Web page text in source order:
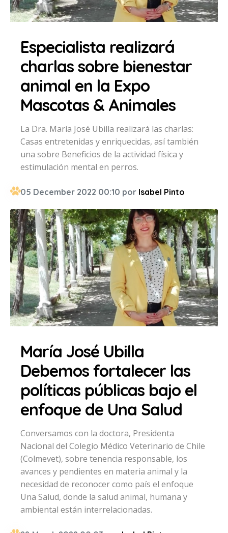
Especialista realizará
charlas sobre bienestar
animal en la Expo
Mascotas & Animales
La Dra. María José Ubilla realizará las charlas:
Casas entretenidas y enriquecidas, así también
una sobre Beneficios de la actividad física y
estimulación mental en perros.
05 December 2022 00:10 por Isabel Pinto
María José Ubilla
Debemos fortalecer las
políticas públicas bajo el
enfoque de Una Salud
Conversamos con la doctora, Presidenta
Nacional del Colegio Médico Veterinario de Chile
(Colmevet), sobre tenencia responsable, los
avances y pendientes en materia animal y la
necesidad de reconocer como país el enfoque
Una Salud, donde la salud animal, humana y
ambiental están interrelacionadas.